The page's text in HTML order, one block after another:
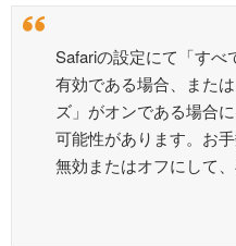
Safariの設定にて「すべ
有効である場合、また
ズ」がオンである場合
可能性があります。お
無効またはオフにして